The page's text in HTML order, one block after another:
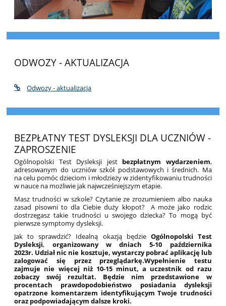
ODWOZY - AKTUALIZACJA
Odwozy - aktualizacja
BEZPŁATNY TEST DYSLEKSJI DLA UCZNIÓW -
ZAPROSZENIE
Ogólnopolski Test Dysleksji jest bezpłatnym wydarzeniem,
adresowanym do uczniów szkół podstawowych i średnich. Ma
na celu pomóc dzieciom i młodzieży w zidentyfikowaniu trudności
w nauce na możliwie jak najwcześniejszym etapie.
Masz trudności w szkole? Czytanie ze zrozumieniem albo nauka
zasad pisowni to dla Ciebie duży kłopot? A może jako rodzic
dostrzegasz takie trudności u swojego dziecka? To mogą być
pierwsze symptomy dysleksji.
Jak to sprawdzić? Idealną okazją będzie Ogólnopolski Test
Dysleksji, organizowany w dniach
5-10 października
2023r. Udział nic nie kosztuje, wystarczy pobrać aplikację lub
zalogować się przez przeglądarkę.Wypełnienie testu
zajmuje nie więcej niż 10-15 minut, a uczestnik od razu
zobaczy swój rezultat. Będzie nim przedstawione w
procentach prawdopodobieństwo posiadania dysleksji
opatrzone komentarzem identyfikującym Twoje trudności
oraz podpowiadającym dalsze kroki.